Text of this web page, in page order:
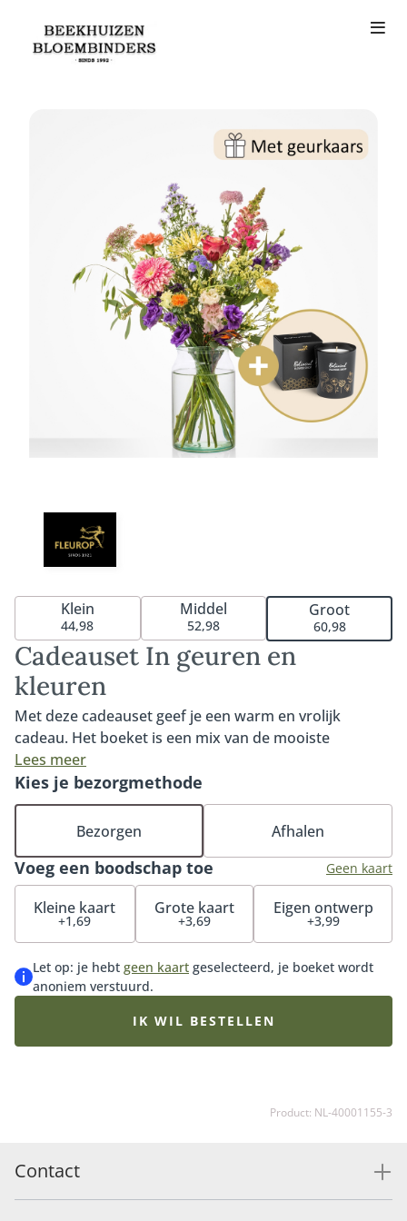
Cadeauset In geuren en
kleuren
Met deze cadeauset geef je een warm en vrolijk
cadeau. Het boeket is een mix van de mooiste
seizoensbloemen in uiteenlopende kleuren. Perfect
om iemand te bedanken, te feliciteren of gewoon
zomaar te verrassen. Het boeket tovert gegarandeerd
een glimlach op het gezicht van de ontvanger. In
combinatie met onze bloemrijke geurkaars is dit het
perfecte cadeau. De geurkaars kenmerkt zich door
een rijke, elegante bloemengeur met zachte
houttonen en de frisheid van groene bladeren.
huis.
Lees meer
Klein
44,98
Middel
52,98
Groot
60,98
Voeg een boodschap toe Geen kaart
Kleine kaart
+1,69
Grote kaart
+3,69
Eigen ontwerp
+3,99
Let op: je hebt geen kaart geselecteerd, je boeket wordt
anoniem verstuurd.
Kies je bezorgmethode
Bezorgen Afhalen
IK WIL BESTELLEN
Product: NL-40001155-3
Contact